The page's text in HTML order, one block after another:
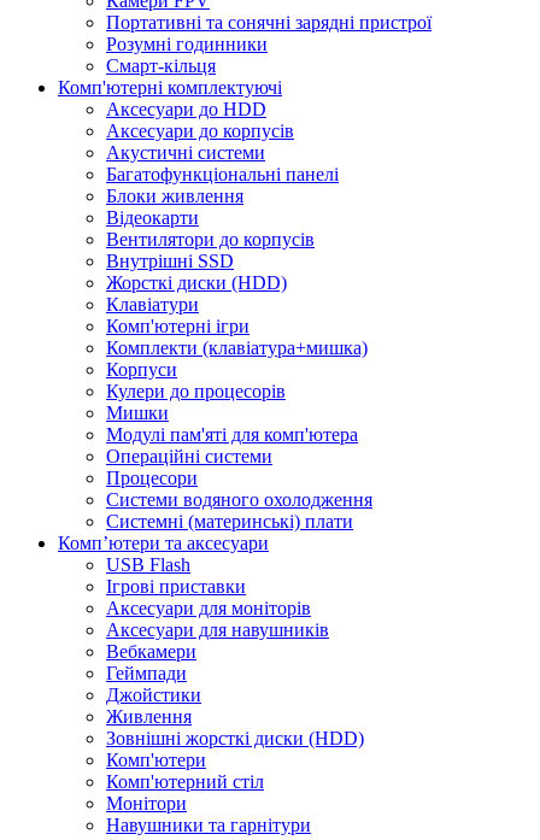
Портативні та сонячні зарядні пристрої
Розумні годинники
Смарт-кільця
Комп'ютерні комплектуючі
Аксесуари до HDD
Аксесуари до корпусів
Акустичні системи
Багатофункціональні панелі
Блоки живлення
Відеокарти
Вентилятори до корпусів
Внутрішні SSD
Жорсткі диски (HDD)
Клавіатури
Комп'ютерні ігри
Комплекти (клавіатура+мишка)
Корпуси
Кулери до процесорів
Мишки
Модулі пам'яті для комп'ютера
Операційні системи
Процесори
Системи водяного охолодження
Системні (материнські) плати
Компʼютери та аксесуари
USB Flash
Ігрові приставки
Аксесуари для моніторів
Аксесуари для навушників
Вебкамери
Геймпади
Джойстики
Живлення
Зовнішні жорсткі диски (HDD)
Комп'ютери
Комп'ютерний стіл
Монітори
Навушники та гарнітури